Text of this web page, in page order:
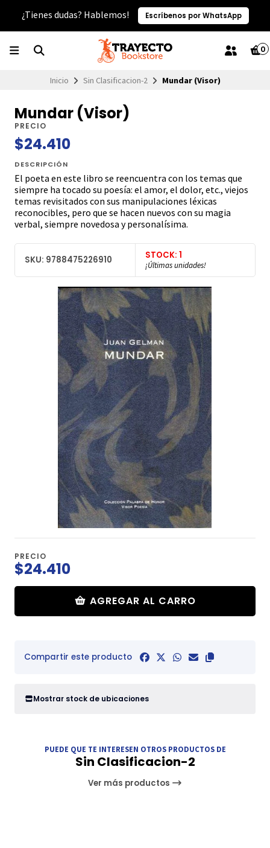
¿Tienes dudas? Hablemos! Escríbenos por WhatsApp
0
Inicio Sin Clasificacion-2 Mundar (Visor)
Mundar (Visor)
PRECIO
$24.410
DESCRIPCIÓN
El poeta en este libro se reencuentra con los temas que
siempre ha tocado su poesía: el amor, el dolor, etc., viejos
temas revisitados con sus mani­pulaciones léxicas
reconocibles, pero que se hacen nuevos con su magia
verbal, siempre novedosa y personalísima.
SKU: 9788475226910 STOCK: 1
¡Últimas unidades!
PRECIO
$24.410
AGREGAR AL CARRO
Compartir este producto
Mostrar stock de ubicaciones
PUEDE QUE TE INTERESEN OTROS PRODUCTOS DE
Sin Clasificacion-2
Ver más productos